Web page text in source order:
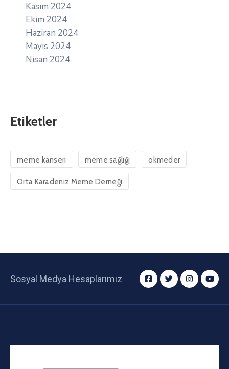
Kasım 2024
Ekim 2024
Haziran 2024
Mayıs 2024
Nisan 2024
Etiketler
meme kanseri meme sağlığı okmeder
Orta Karadeniz Meme Derneği
Sosyal Medya Hesaplarımız